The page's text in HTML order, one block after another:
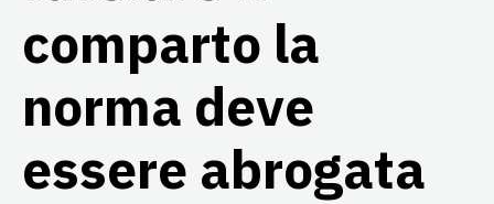
comparto la
norma deve
essere abrogata